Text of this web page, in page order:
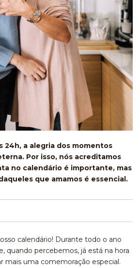
24h, a alegria dos momentos
Por isso, nós acreditamos
no calendário é importante, mas
que amamos é essencial.
calendário! Durante todo o ano
quando percebemos, já está na hora
mais uma comemoração especial.